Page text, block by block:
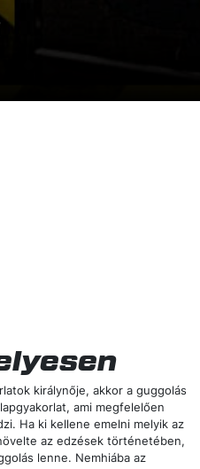
királynője, akkor a guggolás
ami megfelelően
Ha ki kellene emelni melyik az
az edzések történetében,
lenne. Nemhiába az